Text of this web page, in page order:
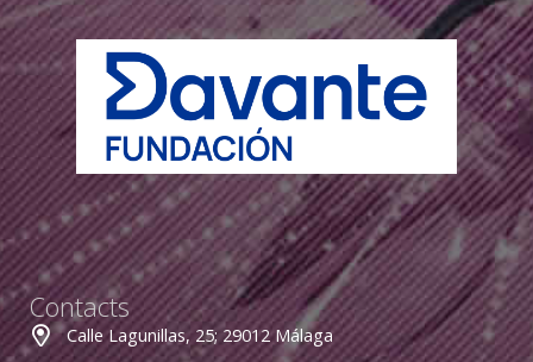
Contacts
Calle Lagunillas, 25; 29012 Málaga